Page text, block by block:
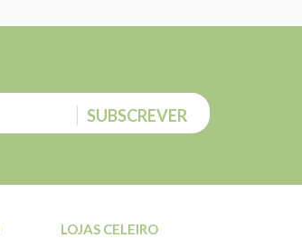
SUBSCREVER
LOJAS CELEIRO